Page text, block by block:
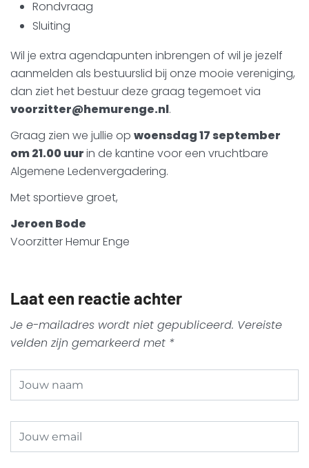
Rondvraag
Sluiting
Wil je extra agendapunten inbrengen of wil je jezelf
aanmelden als bestuurslid bij onze mooie vereniging,
dan ziet het bestuur deze graag tegemoet via
voorzitter@hemurenge.nl.
Graag zien we jullie op woensdag 17 september
om 21.00 uurin de kantine voor een vruchtbare
Algemene Ledenvergadering.
Met sportieve groet,
Jeroen Bode
Voorzitter Hemur Enge
Laat een reactie achter
Je e-mailadres wordt niet gepubliceerd. Vereiste
velden zijn gemarkeerd met *